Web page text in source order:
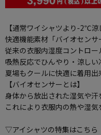
【通常ワイシャツより-2℃涼
快適機能素材「バイオセンサ
従来の衣服内湿度コントロー
吸熱反応でひんやり・涼しい
夏場もクールに快適に着用出
【バイオセンサーとは】
身体から放出された湿気や汗
これにより衣服内の熱や湿気
▽アイシャツの特集はこちら